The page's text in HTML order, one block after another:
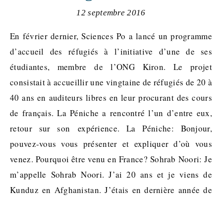
12 septembre 2016
En février dernier, Sciences Po a lancé un programme
d’accueil des réfugiés à l’initiative d’une de ses
étudiantes, membre de l’ONG Kiron. Le projet
consistait à accueillir une vingtaine de réfugiés de 20 à
40 ans en auditeurs libres en leur procurant des cours
de français. La Péniche a rencontré l’un d’entre eux,
retour sur son expérience. La Péniche: Bonjour,
pouvez-vous vous présenter et expliquer d’où vous
venez. Pourquoi être venu en France? Sohrab Noori: Je
m’appelle Sohrab Noori. J’ai 20 ans et je viens de
Kunduz en Afghanistan. J’étais en dernière année de